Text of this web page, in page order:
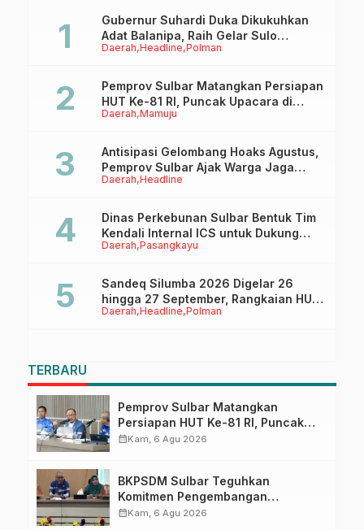
Daerah Headline Polman
Gubernur Suhardi Duka Dikukuhkan
Adat Balanipa, Raih Gelar Sulo
Tappidena
Daerah Mamuju
Pemprov Sulbar Matangkan Persiapan
HUT Ke-81 RI, Puncak Upacara di
Lapangan Ahmad Kirang
Daerah Headline
Antisipasi Gelombang Hoaks Agustus,
Pemprov Sulbar Ajak Warga Jaga
Ruang Digital
Daerah Pasangkayu
Dinas Perkebunan Sulbar Bentuk Tim
Kendali Internal ICS untuk Dukung
Sertifikasi ISPO Pekebun di
Daerah Headline Polman
Sandeq Silumba 2026 Digelar 26
hingga 27 September, Rangkaian HUT
Sulbar
TERBARU
Pemprov Sulbar Matangkan
Persiapan HUT Ke-81 RI, Puncak
Upacara di Lapangan Ahmad
calendar_monthKam, 6 Agu 2026
BKPSDM Sulbar Teguhkan
Komitmen Pengembangan
Kompetensi ASN melalui
calendar_monthKam, 6 Agu 2026